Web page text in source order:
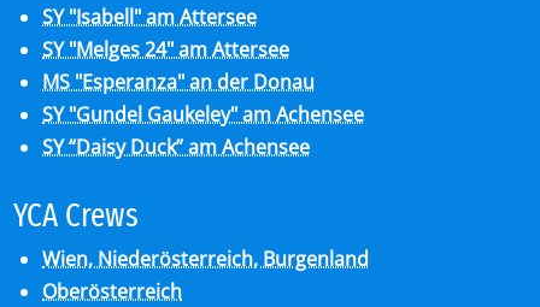
SY "Isabell" am Attersee
SY "Melges 24" am Attersee
MS "Esperanza" an der Donau
SY "Gundel Gaukeley" am Achensee
SY “Daisy Duck” am Achensee
YCA Crews
Wien, Niederösterreich, Burgenland
Oberösterreich